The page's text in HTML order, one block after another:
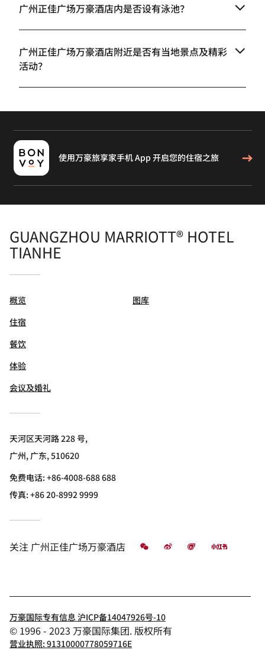
广州正佳广场万豪酒店内是否设有泳池？
广州正佳广场万豪酒店附近是否有当地景点及精彩
活动？
使用万豪旅享家手机 App 开启您的住宿之旅
GUANGZHOU MARRIOTT® HOTEL
TIANHE
概览
住宿
餐饮
体验
会议及婚礼
图库
天河区天河路 228 号,
广州, 广东, 510620
免费电话:+86-4008-688 688
传真:+86 20-8992 9999
关注 广州正佳广场万豪酒店 微信 微博 飞猪 小红书
万豪国际专有信息 沪ICP备14047926号-10
© 1996 - 2023 万豪国际集团. 版权所有
营业执照: 91310000778059716E